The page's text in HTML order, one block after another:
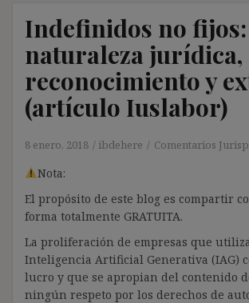
Indefinidos no fijos:
naturaleza jurídica,
reconocimiento y
(artículo Iuslabor)
8 enero, 2018 ibdehere Comentarios
Nota:
El propósito de este blog es compartir
forma totalmente GRATUITA.
La proliferación de empresas que
Inteligencia Artificial Generativa (IAG)
lucro y que se apropian del contenido
ningún respeto por los derechos de